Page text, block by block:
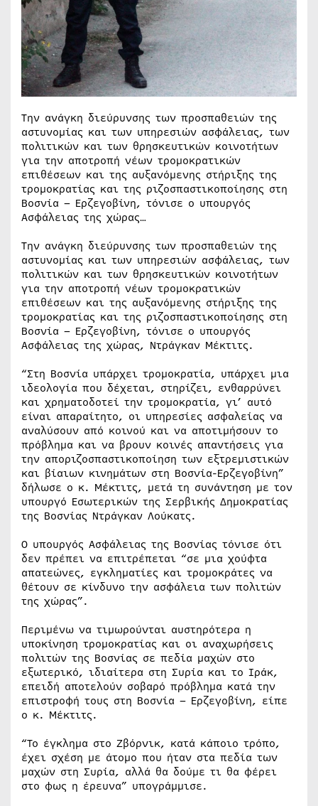
Την ανάγκη διεύρυνσης των προσπαθειών της
αστυνομίας και των υπηρεσιών ασφάλειας, των
πολιτικών και των θρησκευτικών κοινοτήτων
για την αποτροπή νέων τρομοκρατικών
επιθέσεων και της αυξανόμενης στήριξης της
τρομοκρατίας και της ριζοσπαστικοποίησης στη
Βοσνία – Ερζεγοβίνη, τόνισε ο υπουργός
Ασφάλειας της χώρας…
Την ανάγκη διεύρυνσης των προσπαθειών της
αστυνομίας και των υπηρεσιών ασφάλειας, των
πολιτικών και των θρησκευτικών κοινοτήτων
για την αποτροπή νέων τρομοκρατικών
επιθέσεων και της αυξανόμενης στήριξης της
τρομοκρατίας και της ριζοσπαστικοποίησης στη
Βοσνία – Ερζεγοβίνη, τόνισε ο υπουργός
Ασφάλειας της χώρας, Ντράγκαν Μέκτιτς.
“Στη Βοσνία υπάρχει τρομοκρατία, υπάρχει μια
ιδεολογία που δέχεται, στηρίζει, ενθαρρύνει
και χρηματοδοτεί την τρομοκρατία, γι’ αυτό
είναι απαραίτητο, οι υπηρεσίες ασφαλείας να
αναλύσουν από κοινού και να αποτιμήσουν το
πρόβλημα και να βρουν κοινές απαντήσεις για
την αποριζοσπαστικοποίηση των εξτρεμιστικών
και βίαιων κινημάτων στη Βοσνία-Ερζεγοβίνη”
δήλωσε ο κ. Μέκτιτς, μετά τη συνάντηση με τον
υπουργό Εσωτερικών της Σερβικής Δημοκρατίας
της Βοσνίας Ντράγκαν Λούκατς.
Ο υπουργός Ασφάλειας της Βοσνίας τόνισε ότι
δεν πρέπει να επιτρέπεται “σε μια χούφτα
απατεώνες, εγκληματίες και τρομοκράτες να
θέτουν σε κίνδυνο την ασφάλεια των πολιτών
της χώρας”.
Περιμένω να τιμωρούνται αυστηρότερα η
υποκίνηση τρομοκρατίας και οι αναχωρήσεις
πολιτών της Βοσνίας σε πεδία μαχών στο
εξωτερικό, ιδιαίτερα στη Συρία και το Ιράκ,
επειδή αποτελούν σοβαρό πρόβλημα κατά την
επιστροφή τους στη Βοσνία – Ερζεγοβίνη, είπε
ο κ. Μέκτιτς.
“Το έγκλημα στο Ζβόρνικ, κατά κάποιο τρόπο,
έχει σχέση με άτομο που ήταν στα πεδία των
μαχών στη Συρία, αλλά θα δούμε τι θα φέρει
στο φως η έρευνα” υπογράμμισε.